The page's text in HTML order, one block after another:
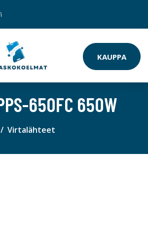
KAUPPA
650FC 650W
Virtalähteet